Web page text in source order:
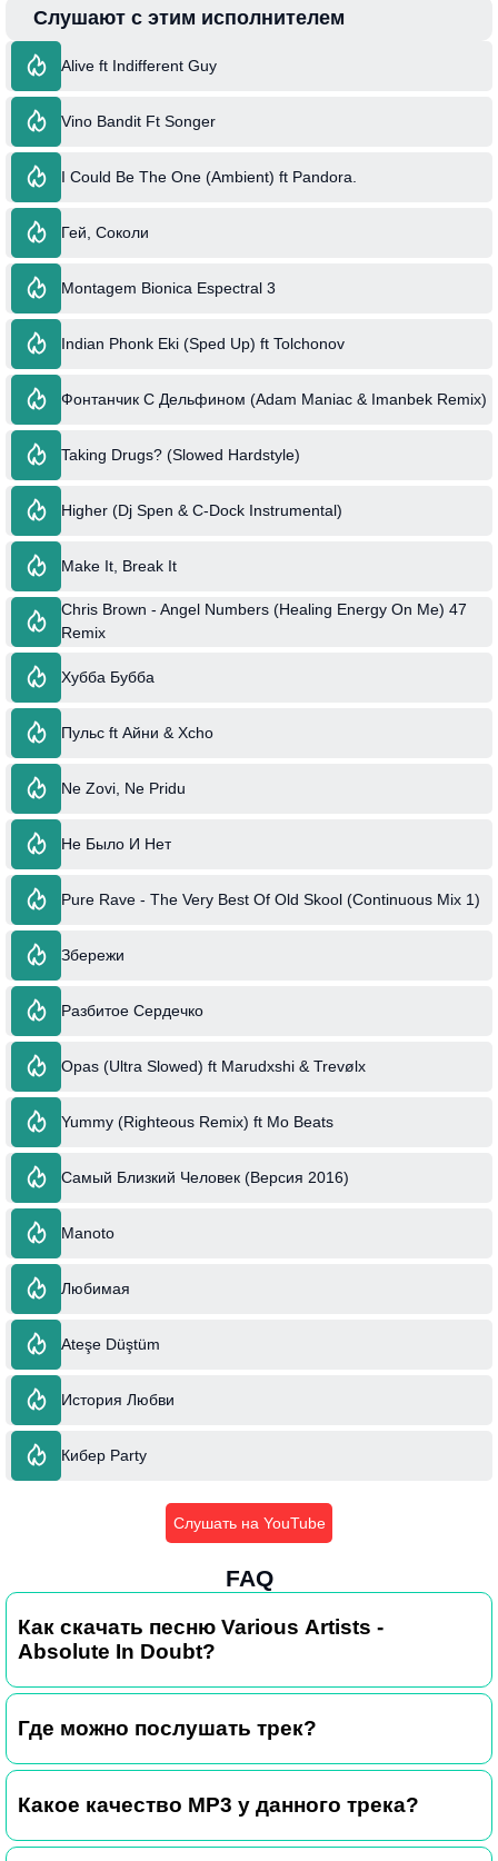
Слушают с этим исполнителем
Alive ft Indifferent Guy
Vino Bandit Ft Songer
I Could Be The One (Ambient) ft Pandora.
Гей, Соколи
Montagem Bionica Espectral 3
Indian Phonk Eki (Sped Up) ft Tolchonov
Фонтанчик С Дельфином (Adam Maniac & Imanbek Remix)
Taking Drugs? (Slowed Hardstyle)
Higher (Dj Spen & C-Dock Instrumental)
Make It, Break It
Chris Brown - Angel Numbers (Healing Energy On Me) 47
Remix
Хубба Бубба
Пульс ft Айни & Xcho
Ne Zovi, Ne Pridu
Не Было И Нет
Pure Rave - The Very Best Of Old Skool (Continuous Mix 1)
Збережи
Разбитое Сердечко
Opas (Ultra Slowed) ft Marudxshi & Trevølx
Yummy (Righteous Remix) ft Mo Beats
Самый Близкий Человек (Версия 2016)
Manoto
Любимая
Ateşe Düştüm
История Любви
Кибер Party
Слушать на YouTube
FAQ
Как скачать песню Various Artists -
Absolute In Doubt?
Где можно послушать трек?
Какое качество MP3 у данного трека?